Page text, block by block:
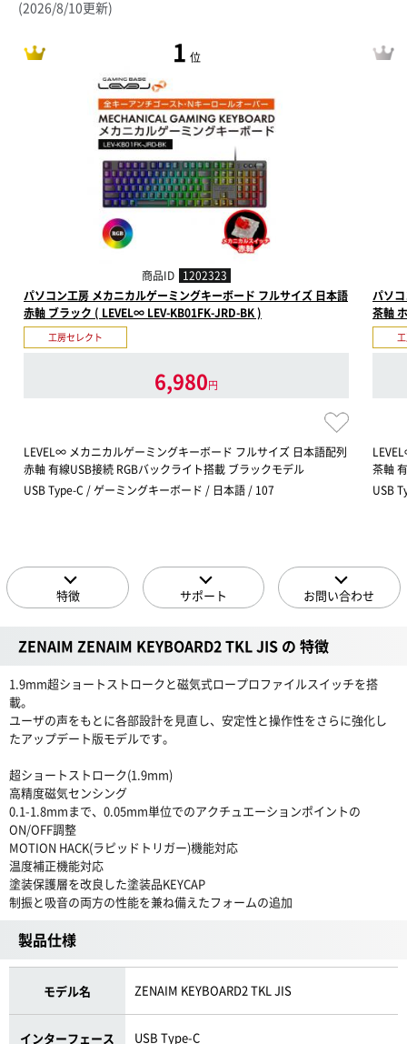
(2026/8/10更新)
1 位
商品ID 1202323
パソコン工房 メカニカルゲーミングキーボード フルサイズ 日本語
赤軸 ブラック ( LEVEL∞ LEV-KB01FK-JRD-BK )
工房セレクト
6,980円
LEVEL∞ メカニカルゲーミングキーボード フルサイズ 日本語配列
赤軸 有線USB接続 RGBバックライト搭載 ブラックモデル
USB Type-C / ゲーミングキーボード / 日本語 / 107
パソ
茶軸
茶軸
USB
特徴 サポート お問い合わせ
ZENAIM ZENAIM KEYBOARD2 TKL JIS の 特徴
1.9mm超ショートストロークと磁気式ロープロファイルスイッチを搭
載。
ユーザの声をもとに各部設計を見直し、安定性と操作性をさらに強化し
たアップデート版モデルです。
超ショートストローク(1.9mm)
高精度磁気センシング
0.1-1.8mmまで、0.05mm単位でのアクチュエーションポイントの
ON/OFF調整
MOTION HACK(ラピッドトリガー)機能対応
温度補正機能対応
塗装保護層を改良した塗装品KEYCAP
制振と吸音の両方の性能を兼ね備えたフォームの追加
製品仕様
モデル名 ZENAIM KEYBOARD2 TKL JIS
インターフェース USB Type-C